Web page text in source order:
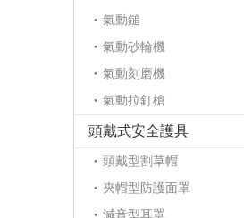
氣動鎚
氣動砂輪機
氣動刻磨機
氣動拉釘槍
頭戴式安全護具
頭戴型割草帽
夾帽型防護面罩
減音型耳罩